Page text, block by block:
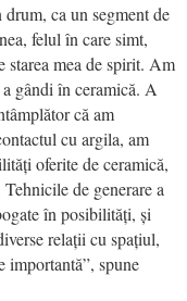
ca un segment de
felul în care simt,
starea mea de spirit. Am
gândi în ceramică. A
că am
cu argila, am
oferite de ceramică,
Tehnicile de generare a
în posibilităţi, şi
relaţii cu spaţiul,
importantă”, spune